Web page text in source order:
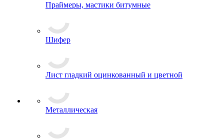
Праймеры, мастики битумные
Шифер
Лист гладкий оцинкованный и цветной
Металлическая